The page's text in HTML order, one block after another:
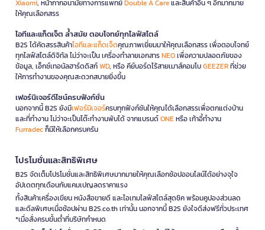
Xiaomi, หน้ากากอนามัยทางการแพทย์Double A Careและสินค้าอื่น ๆ อีกมากมาย
ให้คุณเลือกสรร
ไอทีและแก็ดเจ็ต ล้ำสมัย ตอบโจทย์ทุกไลฟ์สไตล์
B2S ได้คัดสรรสินค้าไอทีและแก็ดเจ็ตคุณภาพเยี่ยมมาให้คุณเลือกสรร เพื่อตอบโจทย์
ทุกไลฟ์สไตล์ดิจิทัล ไม่ว่าจะเป็น เครื่องทำลายเอกสารNEOเพื่อความปลอดภัยของ
ข้อมูล, เอ็กซ์เทอนัลฮาร์ดดิสก์WD, หรือ คีย์บอร์ดไร้สายเมาส์คอมโบGEEZERที่ช่วย
ให้การทำงานของคุณสะดวกสบายยิ่งขึ้น
เฟอร์นิเจอร์ดีไซน์ครบฟังก์ชั่น
นอกจากนี้ B2S ยังมีเฟอร์นิเจอร์ครบทุกฟังก์ชันให้คุณได้เลือกสรรเพื่อตกแต่งบ้าน
และที่ทำงาน ไม่ว่าจะเป็นโต๊ะทำงานพับได้ จากแบรนด์ONEหรือ เก้าอี้ทำงาน
Furradecก็มีให้เลือกครบครัน
โปรโมชั่นและสิทธิพิเศษ
B2S จัดเต็มโปรโมชั่นและสิทธิพิเศษมากมายให้คุณเลือกช้อปออนไลน์ได้อย่างจุใจ
อัปเดตทุกเดือนกับแคมเปญลดราคาแรง
ทั้งสินค้าเครื่องเขียน หนังสือขายดี และไอเทมไลฟ์สไตล์สุดชิค พร้อมคูปองส่วนลด
และดีลพิเศษเมื่อช้อปผ่าน B2S.co.th เท่านั้น นอกจากนี้ B2S ยังใจดีส่งฟรีทั่วประเทศ
*เมื่อสั่งครบขั้นต่ำที่บริษัทกำหนด